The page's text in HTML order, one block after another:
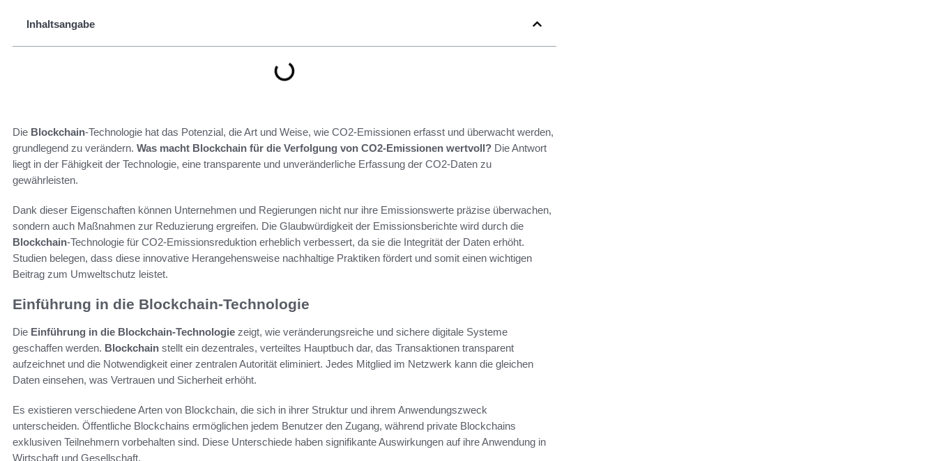
Inhaltsangabe
Die Blockchain-Technologie hat das Potenzial, die Art und Weise, wie CO2-Emissionen erfasst und überwacht werden,
grundlegend zu verändern. Was macht Blockchain für die Verfolgung von CO2-Emissionen wertvoll? Die Antwort
liegt in der Fähigkeit der Technologie, eine transparente und unveränderliche Erfassung der CO2-Daten zu
gewährleisten.
Dank dieser Eigenschaften können Unternehmen und Regierungen nicht nur ihre Emissionswerte präzise überwachen,
sondern auch Maßnahmen zur Reduzierung ergreifen. Die Glaubwürdigkeit der Emissionsberichte wird durch die
Blockchain-Technologie für CO2-Emissionsreduktion erheblich verbessert, da sie die Integrität der Daten erhöht.
Studien belegen, dass diese innovative Herangehensweise nachhaltige Praktiken fördert und somit einen wichtigen
Beitrag zum Umweltschutz leistet.
Einführung in die Blockchain-Technologie
Die Einführung in die Blockchain-Technologie zeigt, wie veränderungsreiche und sichere digitale Systeme
geschaffen werden. Blockchain stellt ein dezentrales, verteiltes Hauptbuch dar, das Transaktionen transparent
aufzeichnet und die Notwendigkeit einer zentralen Autorität eliminiert. Jedes Mitglied im Netzwerk kann die gleichen
Daten einsehen, was Vertrauen und Sicherheit erhöht.
Es existieren verschiedene Arten von Blockchain, die sich in ihrer Struktur und ihrem Anwendungszweck
unterscheiden. Öffentliche Blockchains ermöglichen jedem Benutzer den Zugang, während private Blockchains
exklusiven Teilnehmern vorbehalten sind. Diese Unterschiede haben signifikante Auswirkungen auf ihre Anwendung in
Wirtschaft und Gesellschaft.